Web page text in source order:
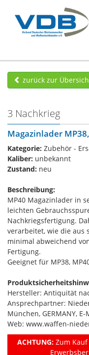
zurück zur
3 Nachkrieg
Magazinlader
Kategorie: Zubehör -
Kaliber: unbekannt
Zustand: neu
Beschreibung:
MP40 Magazinlader in
leichten
Nachkriegsfertigung.
verarbeitet, wie die aus
minimal abweichend
Fertigung.
Geeignet für MP38,
Hersteller: Antiquität
Ansprechpartner:
München, GERMANY,
Web: www.waffen-
ACHTUNG:Zum Kauf